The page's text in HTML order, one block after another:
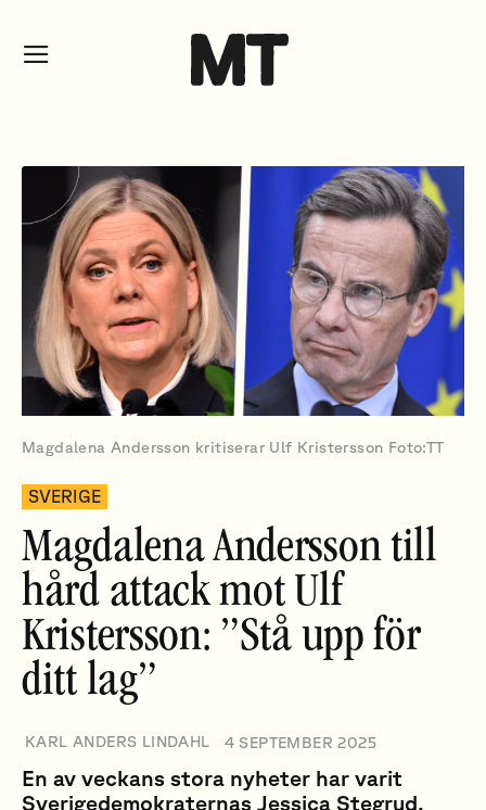
Magdalena Andersson kritiserar Ulf Kristersson Foto:TT
SVERIGE
Magdalena Andersson till
hård attack mot Ulf
Kristersson: ”Stå upp för
ditt lag”
KARL ANDERS LINDAHL 4 SEPTEMBER 2025
En av veckans stora nyheter har varit
Sverigedemokraternas Jessica Stegrud,